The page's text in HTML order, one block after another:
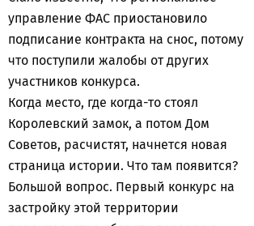
управление ФАС приостановило
подписание контракта на снос, потому
что поступили жалобы от других
участников конкурса.
Когда место, где когда-то стоял
Королевский замок, а потом Дом
Советов, расчистят, начнется новая
страница истории. Что там появится?
Большой вопрос. Первый конкурс на
застройку этой территории